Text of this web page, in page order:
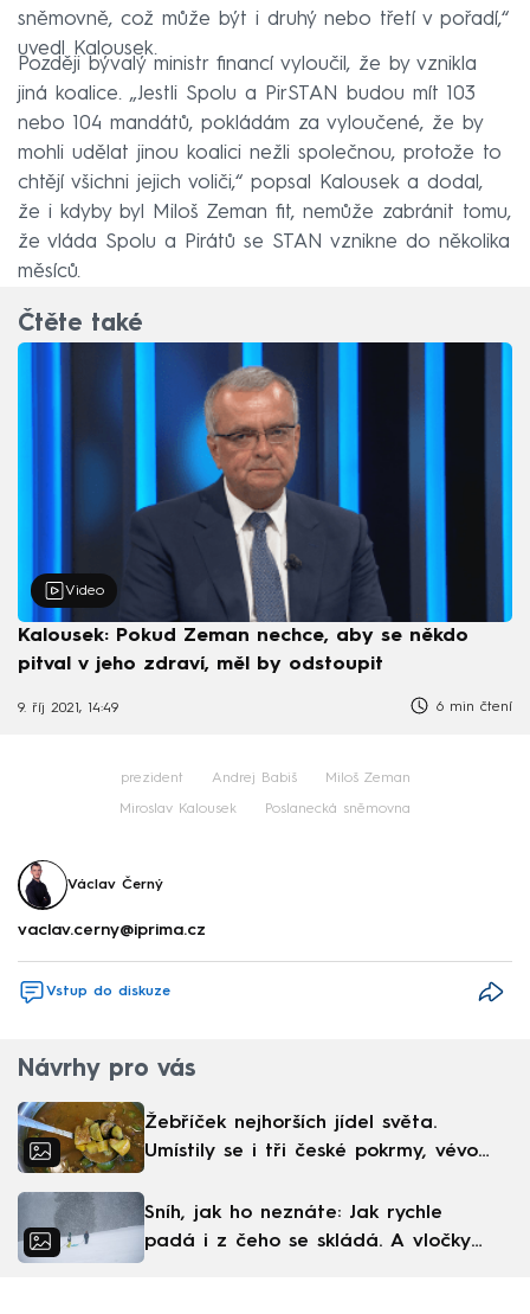
sněmovně, což může být i druhý nebo třetí v pořadí,“
uvedl Kalousek.
Později bývalý ministr financí vyloučil, že by vznikla
jiná koalice. „Jestli Spolu a PirSTAN budou mít 103
nebo 104 mandátů, pokládám za vyloučené, že by
mohli udělat jinou koalici nežli společnou, protože to
chtějí všichni jejich voliči,“ popsal Kalousek a dodal,
že i kdyby byl Miloš Zeman fit, nemůže zabránit tomu,
že vláda Spolu a Pirátů se STAN vznikne do několika
měsíců.
Čtěte také
Video
Kalousek: Pokud Zeman nechce, aby se někdo
pitval v jeho zdraví, měl by odstoupit
9. říj 2021, 14:49 6 min čtení
prezident Andrej Babiš Miloš Zeman
Miroslav Kalousek Poslanecká sněmovna
Václav Černý
vaclav.cerny@iprima.cz
Vstup do diskuze
Návrhy pro vás
Žebříček nejhorších jídel světa.
Umístily se i tři české pokrmy, vévodí
Sníh, jak ho neznáte: Jak rychle
padá i z čeho se skládá. A vločky